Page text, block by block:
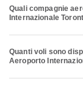
Quali compagnie
Internazionale
Quanti voli sono
Aeroporto